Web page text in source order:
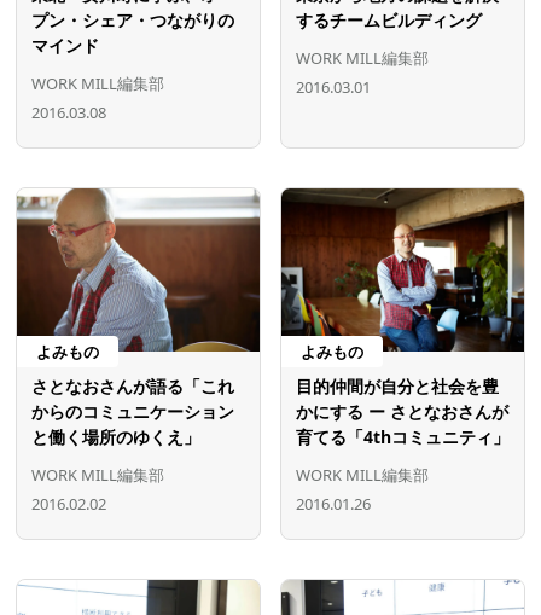
プン・シェア・つながりの
マインド
WORK MILL編集部
2016.03.08
するチームビルディング
WORK MILL編集部
2016.03.01
よみもの
さとなおさんが語る「これ
からのコミュニケーション
と働く場所のゆくえ」
WORK MILL編集部
2016.02.02
よみもの
目的仲間が自分と社会を豊
かにする ー さとなおさんが
育てる「4thコミュニティ」
WORK MILL編集部
2016.01.26